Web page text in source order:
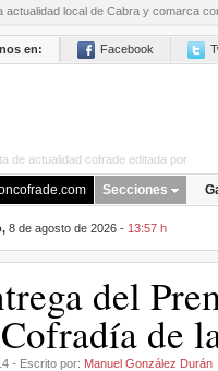
actualidad local de Cabra y comarca
en: Facebook
de actualidad cofrade editada por
Secciones
8 de agosto de 2026 - 13:57 h
del
de
- Escrito por: Manuel González Durán